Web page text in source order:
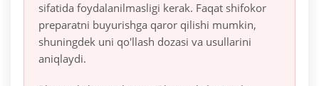
sifatida foydalanilmasligi kerak. Faqat shifokor
preparatni buyurishga qaror qilishi mumkin,
shuningdek uni qo'llash dozasi va usullarini
aniqlaydi.